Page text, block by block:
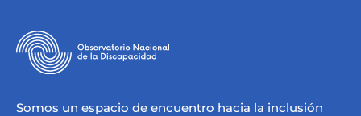
Somos un espacio de encuentro hacia la inclusión